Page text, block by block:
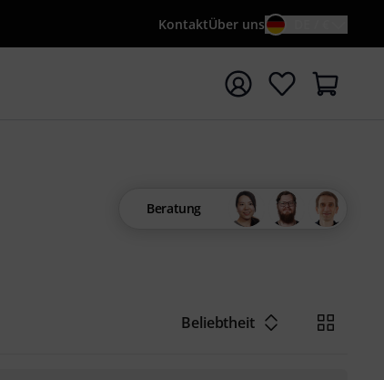
KontaktÜber uns
Suchwort {searchTerm} starten
Beratung
Beliebtheit